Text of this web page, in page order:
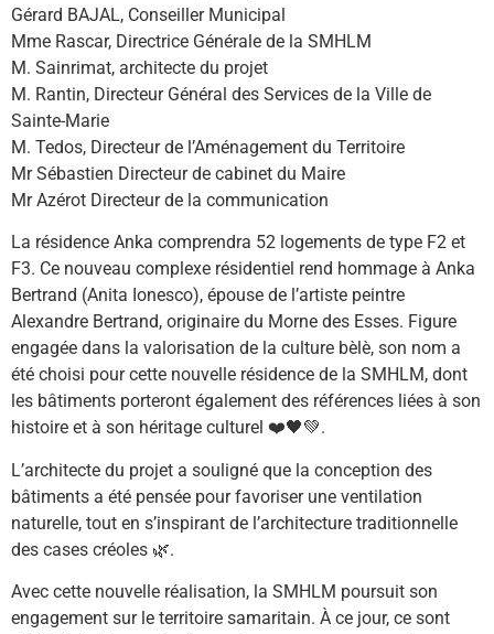
Gérard BAJAL, Conseiller Municipal
Mme Rascar, Directrice Générale de la SMHLM
M. Sainrimat, architecte du projet
M. Rantin, Directeur Général des Services de la Ville de
Sainte-Marie
M. Tedos, Directeur de l’Aménagement du Territoire
Mr Sébastien Directeur de cabinet du Maire
Mr Azérot Directeur de la communication
La résidence Anka comprendra 52 logements de type F2 et
F3. Ce nouveau complexe résidentiel rend hommage à Anka
Bertrand (Anita Ionesco), épouse de l’artiste peintre
Alexandre Bertrand, originaire du Morne des Esses. Figure
engagée dans la valorisation de la culture bèlè, son nom a
été choisi pour cette nouvelle résidence de la SMHLM, dont
les bâtiments porteront également des références liées à son
histoire et à son héritage culturel ❤️🖤💚.
L’architecte du projet a souligné que la conception des
bâtiments a été pensée pour favoriser une ventilation
naturelle, tout en s’inspirant de l’architecture traditionnelle
des cases créoles 🌿.
Avec cette nouvelle réalisation, la SMHLM poursuit son
engagement sur le territoire samaritain. À ce jour, ce sont